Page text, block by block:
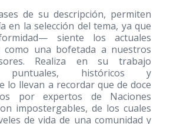
de su descripción, permiten
en la selección del tema, ya que
siente los actuales
como una bofetada a nuestros
Realiza en su trabajo
puntuales, históricos y
lo llevan a recordar que de doce
por expertos de Naciones
impostergables, de los cuales
de vida de una comunidad y